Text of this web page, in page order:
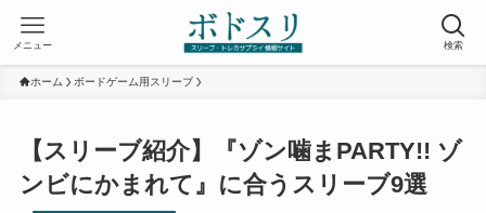
検索
メニュー
ホーム ボードゲーム用スリーブ
【スリーブ紹介】『ゾン噛まPARTY!! ゾ
ンビにかまれて』に合うスリーブ9選